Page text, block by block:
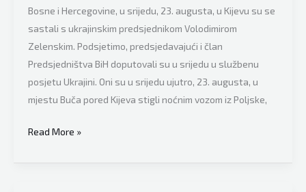
strani
Ukrajine
Bosne i Hercegovine, u srijedu, 23. augusta, u Kijevu su se
sastali s ukrajinskim predsjednikom Volodimirom
Zelenskim. Podsjetimo, predsjedavajući i član
Predsjedništva BiH doputovali su u srijedu u službenu
posjetu Ukrajini. Oni su u srijedu ujutro, 23. augusta, u
mjestu Buča pored Kijeva stigli noćnim vozom iz Poljske,
Objavljen
susreta
Read More »